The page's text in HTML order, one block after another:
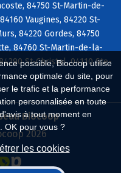
possible, Biocoop utilise
optimale du site, pour
le trafic et la performance
personnalisée en toute
à tout moment en
OK pour vous ?
les cookies
84750 St-Martin-de-
Vaugines, 84220 St-
84220 Gordes, 84750
84760 St-Martin-de-la-
St-Christol, 04110 Ste-
Biocoop
2026